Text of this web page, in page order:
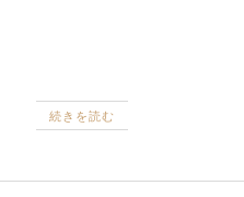
続きを読む